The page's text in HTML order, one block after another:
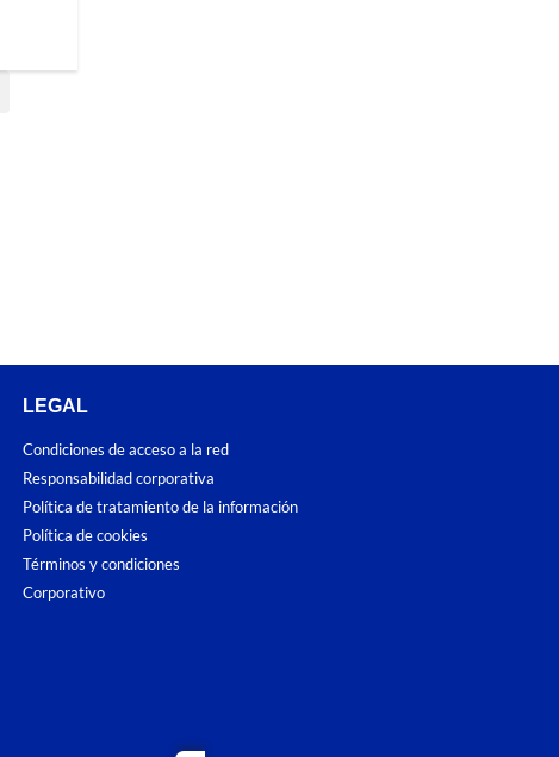
LEGAL
Condiciones de acceso a la red
Responsabilidad corporativa
Política de tratamiento de la información
Política de cookies
Términos y condiciones
Corporativo